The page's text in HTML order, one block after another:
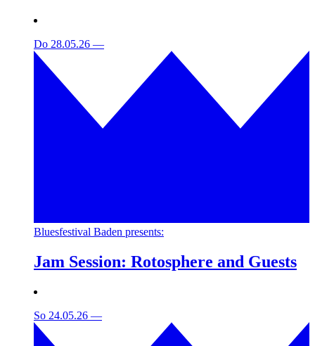
Do 28.05.26 —
Bluesfestival Baden presents:
Jam Session: Rotosphere and Guests
So 24.05.26 —